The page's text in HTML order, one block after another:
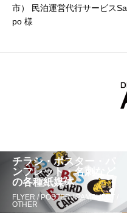
市） 民泊運営代行サービスSa
po 様
チラシ・ポスター・パ
ンフレット・名刺など
の各種紙媒体
FLYER / POSTER / PAMPHLET /
OTHER